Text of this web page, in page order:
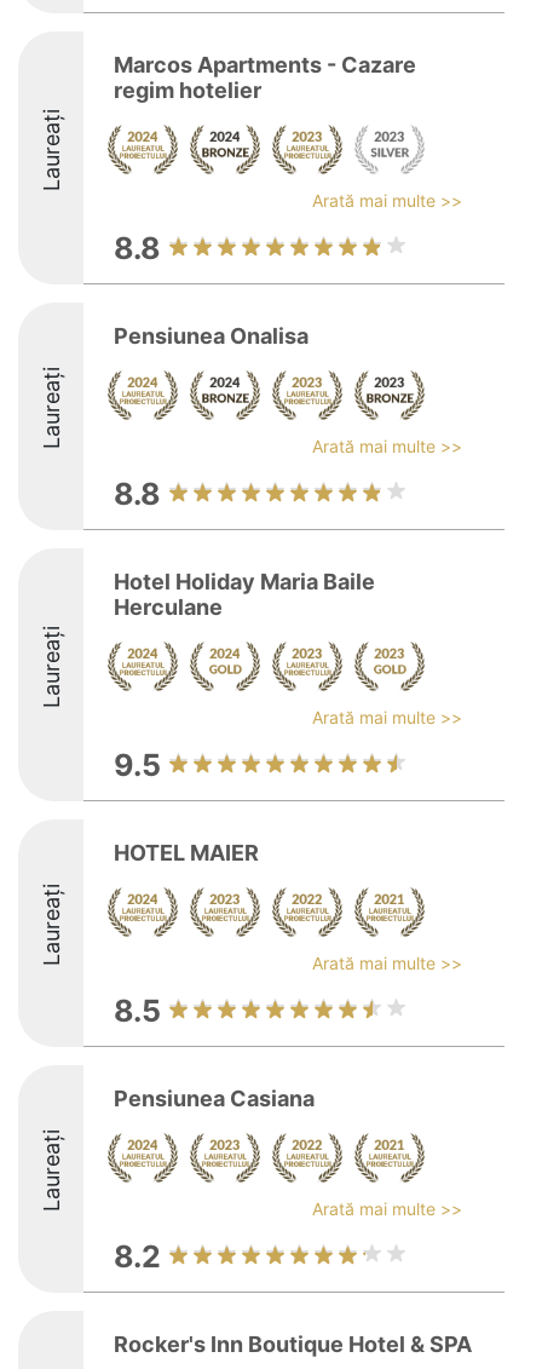
Laureați
Marcos Apartments - Cazare
regim hotelier
Arată mai multe >>
8.8
Laureați
Pensiunea Onalisa
Arată mai multe >>
8.8
Laureați
Hotel Holiday Maria Baile
Herculane
Arată mai multe >>
9.5
Laureați
HOTEL MAIER
Arată mai multe >>
8.5
Laureați
Pensiunea Casiana
Arată mai multe >>
8.2
Rocker's Inn Boutique Hotel & SPA